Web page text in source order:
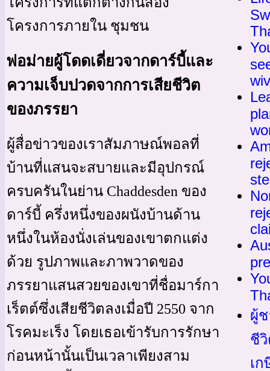
โครงการภายใน ชุมชน
พ่อม่ายผู้โดดเดี่ยวจากดาร์บี้และ
ความเจ็บปวดจากการเสียชีวิต
ของภรรยา
ผู้สื่อข่าวของเราสัมภาษณ์พอลที่
บ้านที่แสนจะสบายและมีอุปกรณ์
ครบครันในย่าน Chaddesden ของ
ดาร์บี้ ครึ่งหนึ่งของผนังบ้านด้าน
หนึ่งในห้องนั่งเล่นของเขาตกแต่ง
ด้วย รูปภาพและภาพวาดของ
ภรรยาแสนสวยของเขาที่ชื่อมาร์กา
เร็ตต์ซึ่งเสียชีวิตลงเมื่อปี 2550 จาก
โรคมะเร็ง โดยเธอเข้ารับการรักษา
ก่อนหน้านั้นเป็นเวลาเพียงสาม
ผู้
ชี
เ